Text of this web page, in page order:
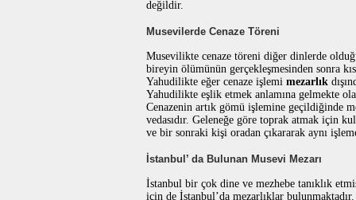
değildir.
Musevilerde Cenaze Töreni
Musevilikte cenaze töreni diğer dinlerde
bireyin ölümünün gerçekleşmesinden sonra
Yahudilikte eğer cenaze işlemi mezarlık
Yahudilikte eşlik etmek anlamına gelmekte
Cenazenin artık gömü işlemine geçildiğinde
vedasıdır. Geleneğe göre toprak atmak için
ve bir sonraki kişi oradan çıkararak aynı
İstanbul’ da Bulunan Musevi Mezarı
İstanbul bir çok dine ve mezhebe tanıklık
için de İstanbul’da mezarlıklar